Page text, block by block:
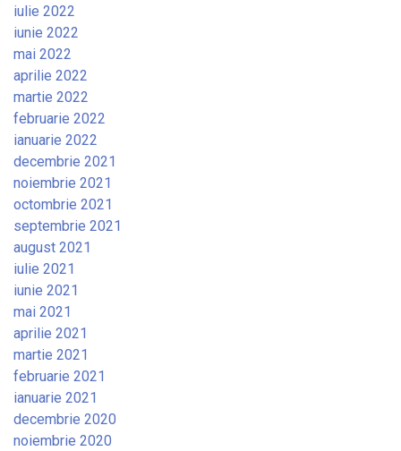
iulie 2022
iunie 2022
mai 2022
aprilie 2022
martie 2022
februarie 2022
ianuarie 2022
decembrie 2021
noiembrie 2021
octombrie 2021
septembrie 2021
august 2021
iulie 2021
iunie 2021
mai 2021
aprilie 2021
martie 2021
februarie 2021
ianuarie 2021
decembrie 2020
noiembrie 2020